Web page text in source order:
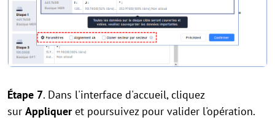
Étape 7. Dans l'interface d'accueil, cliquez
sur Appliqueret poursuivez pour valider l'opération.